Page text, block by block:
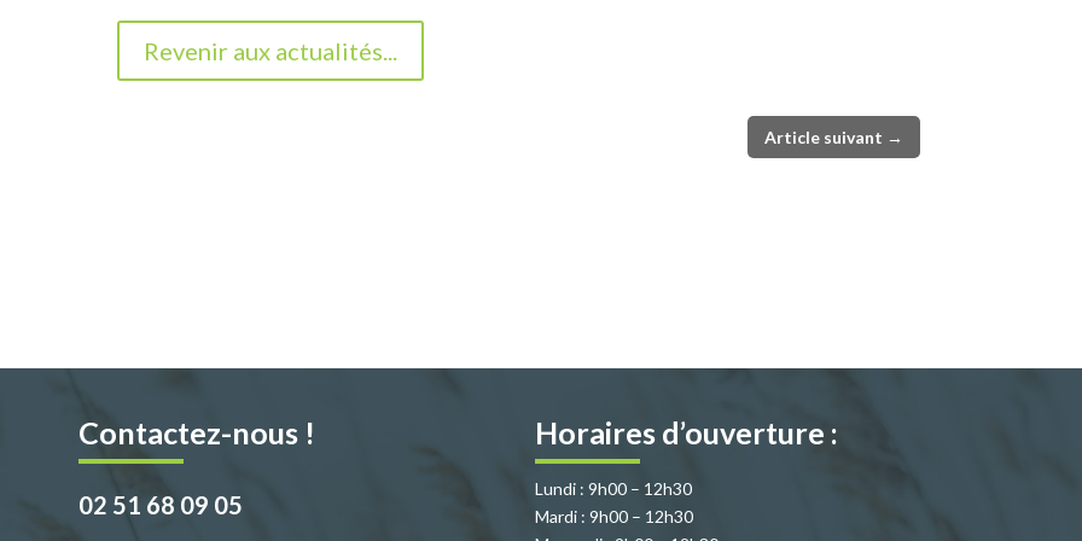
Revenir aux actualités...
Article suivant →
Contactez-nous !
02 51 68 09 05
Horaires d’ouverture :
Lundi : 9h00 – 12h30
Mardi : 9h00 – 12h30